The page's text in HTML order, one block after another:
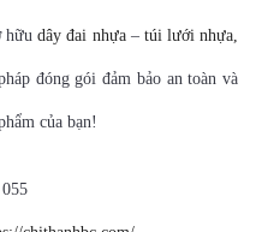
hữudây đai nhựa– túi lưới nhựa,
đóng gói đảm bảo an toàn và
của bạn!